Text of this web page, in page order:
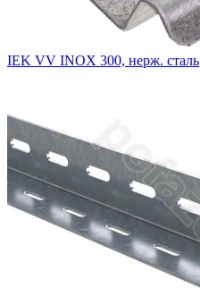
IEK VV INOX 300, нерж. сталь